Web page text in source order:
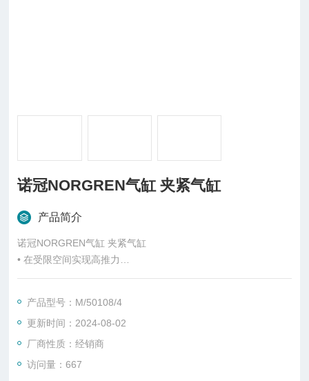
诺冠NORGREN气缸 夹紧气缸
产品简介
诺冠NORGREN气缸 夹紧气缸
• 在受限空间实现高推力
• 外观整洁
产品型号：M/50108/4
更新时间：2024-08-02
厂商性质：经销商
访问量：667